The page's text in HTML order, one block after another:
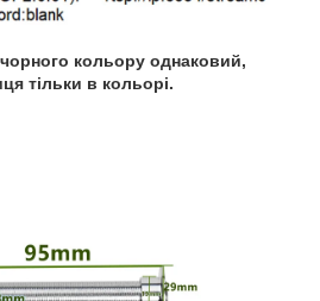
чорного кольору однаковий,
тільки в кольорі.